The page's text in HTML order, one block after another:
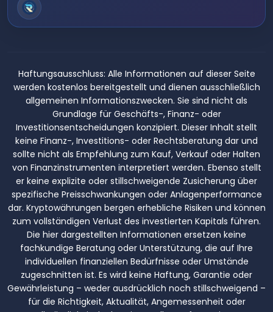
Haftungsausschluss: Alle Informationen auf dieser Seite
werden kostenlos bereitgestellt und dienen ausschließlich
allgemeinen Informationszwecken. Sie sind nicht als
Grundlage für Geschäfts-, Finanz- oder
Investitionsentscheidungen konzipiert. Dieser Inhalt stellt
keine Finanz-, Investitions- oder Rechtsberatung dar und
sollte nicht als Empfehlung zum Kauf, Verkauf oder Halten
von Finanzinstrumenten interpretiert werden. Ebenso stellt
er keine explizite oder stillschweigende Zusicherung über
spezifische Preisschwankungen oder Anlagenperformance
dar. Kryptowährungen bergen erhebliche Risiken und können
zum vollständigen Verlust des investierten Kapitals führen.
Die hier dargestellten Informationen ersetzen keine
fachkundige Beratung oder Unterstützung, die auf Ihre
individuellen finanziellen Bedürfnisse oder Umstände
zugeschnitten ist. Es wird keine Haftung, Garantie oder
Gewährleistung – weder ausdrücklich noch stillschweigend –
für die Richtigkeit, Aktualität, Angemessenheit oder